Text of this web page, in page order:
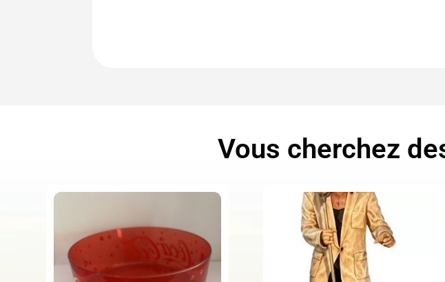
Vous cherchez